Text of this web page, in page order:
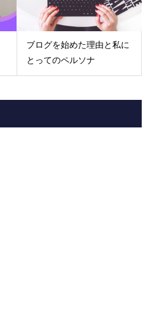
ブログを始めた理由と私に
とってのペルソナ